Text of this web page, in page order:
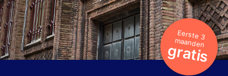
Eerste 3
maanden
gratis